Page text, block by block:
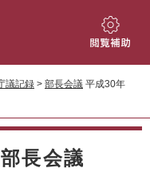
閲
補
議記録 > 部長会議 平成30年
長会議